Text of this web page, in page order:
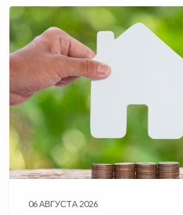
06 АВГУСТА 2026